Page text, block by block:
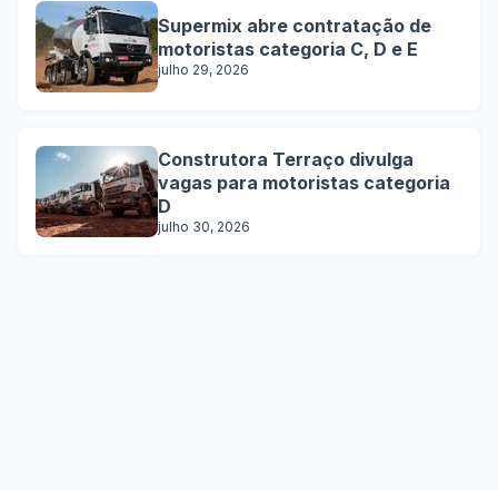
Supermix abre contratação de
motoristas categoria C, D e E
julho 29, 2026
Construtora Terraço divulga
vagas para motoristas categoria
D
julho 30, 2026